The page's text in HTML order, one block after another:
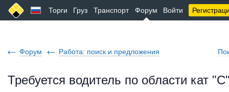
Торги Груз Транспорт Форум Войти
Форум Работа: поиск и предложения
Требуется водитель по области кат